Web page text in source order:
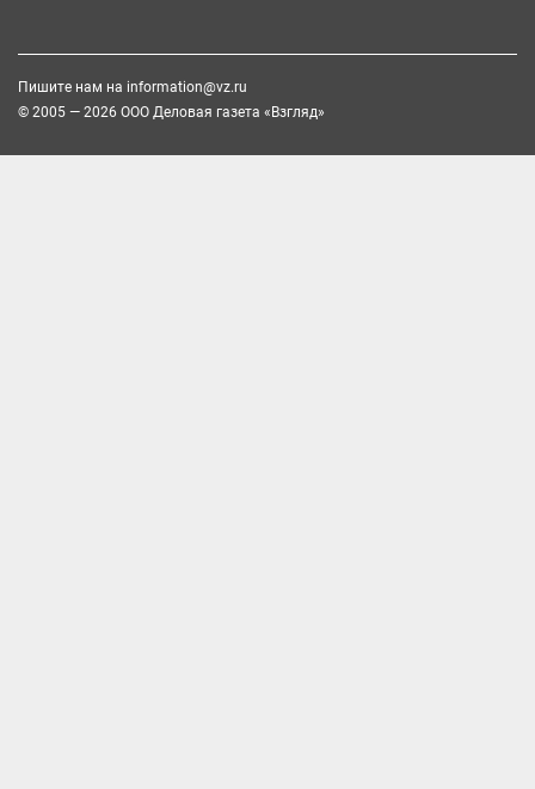
Пишите нам на information@vz.ru
© 2005 — 2026 ООО Деловая газета «Взгляд»